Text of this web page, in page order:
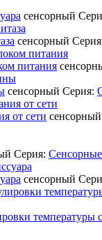
сенсорный
сенсорный
питания
сенсорный Серия:
от сети сенсорный
Серия: Сенсорные
сенсорный
температуры